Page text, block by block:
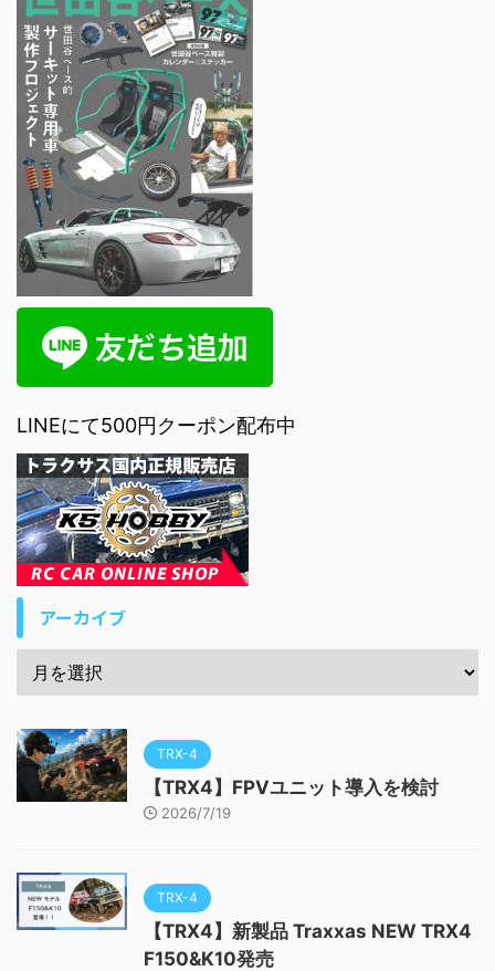
LINEにて500円クーポン配布中
アーカイブ
TRX-4
【TRX4】FPVユニット導入を検討
2026/7/19
TRX-4
【TRX4】新製品 Traxxas NEW TRX4
F150&K10発売